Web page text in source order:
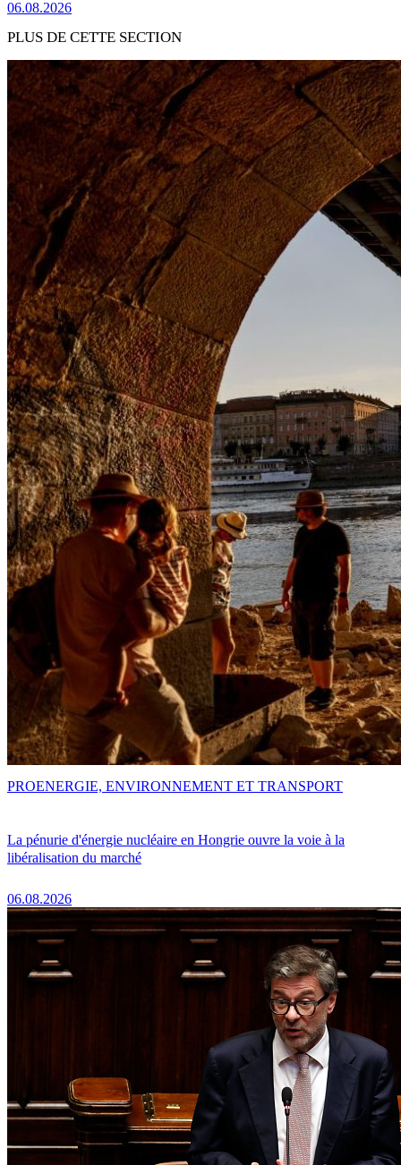
06.08.2026
PLUS DE CETTE SECTION
La pénurie d'énergie nucléaire en Hongrie ouvre la voie à la
libéralisation du marché
06.08.2026
PROENERGIE, ENVIRONNEMENT ET TRANSPORT